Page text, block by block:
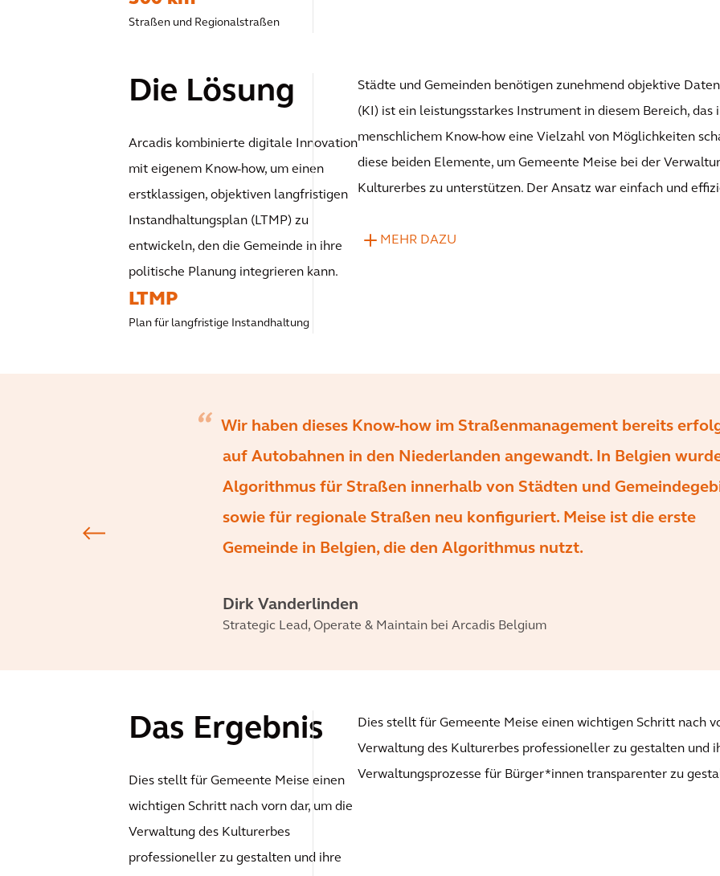
Straßen und Regionalstraßen
Die Lösung
Arcadis kombinierte digitale Innovation
mit eigenem Know-how, um einen
erstklassigen, objektiven langfristigen
Instandhaltungsplan (LTMP) zu
entwickeln, den die Gemeinde in ihre
politische Planung integrieren kann.
LTMP
Plan für langfristige Instandhaltung
Städte und Gemeinden benötigen zunehmend objektive
(KI) ist ein leistungsstarkes Instrument in diesem Bereich,
menschlichem Know-how eine Vielzahl von Möglichkeiten
diese beiden Elemente, um Gemeente Meise bei der
Kulturerbes zu unterstützen. Der Ansatz war einfach und
MEHR DAZU
Wir haben dieses Know-how im Straßenmanagement bereits
auf Autobahnen in den Niederlanden angewandt. In Belgien
Algorithmus für Straßen innerhalb von Städten und
sowie für regionale Straßen neu konfiguriert. Meise ist die erste
Gemeinde in Belgien, die den Algorithmus nutzt.
Dirk Vanderlinden
Strategic Lead, Operate & Maintain bei Arcadis Belgium
Das Ergebnis
Dies stellt für Gemeente Meise einen
wichtigen Schritt nach vorn dar, um die
Verwaltung des Kulturerbes
professioneller zu gestalten und ihre
Dies stellt für Gemeente Meise einen wichtigen Schritt nach
Verwaltung des Kulturerbes professioneller zu gestalten und
Verwaltungsprozesse für Bürger*innen transparenter zu